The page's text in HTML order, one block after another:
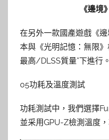
《邊境
在另外一款國產遊戲《
本與《光明記憶：無限
最高/DLSS質量”下進行。
05功耗及溫度測試
功耗測試中，我們選擇
並采用GPU-Z檢測溫度